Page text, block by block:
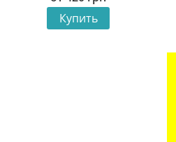
Купить